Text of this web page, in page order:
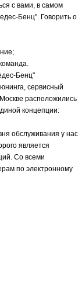
с вами, в самом
Бенц". Говорить о
Бенц"
сервисный
расположились
концепции:
обслуживания у нас
является
Со всеми
по электронному